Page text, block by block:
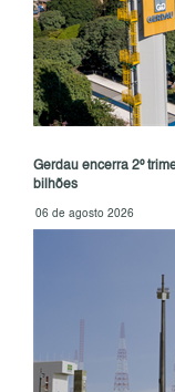
Gerdau encerra 2º
bilhões
06 de agosto 2026